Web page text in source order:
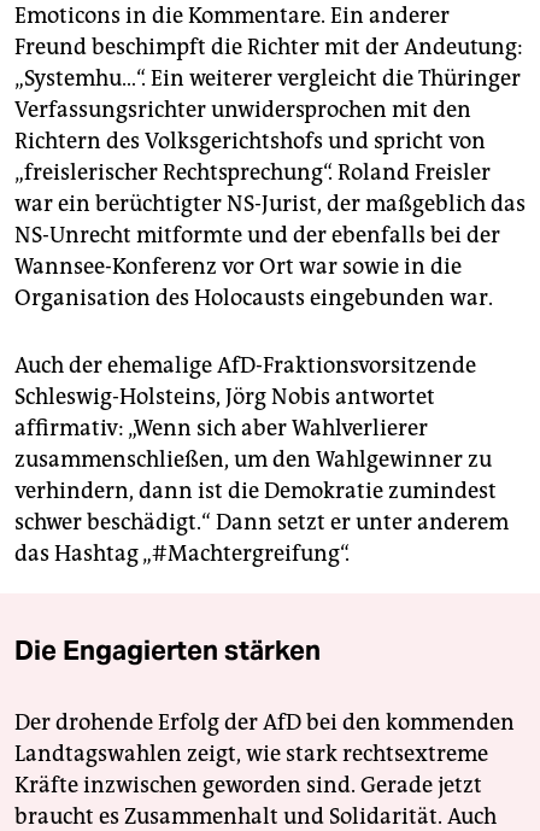
Emoticons in die Kommentare. Ein anderer
Freund beschimpft die Richter mit der Andeutung:
„Systemhu…“. Ein weiterer vergleicht die Thüringer
Verfassungsrichter unwidersprochen mit den
Richtern des Volksgerichtshofs und spricht von
„freislerischer Rechtsprechung“. Roland Freisler
war ein berüchtigter NS-Jurist, der maßgeblich das
NS-Unrecht mitformte und der ebenfalls bei der
Wannsee-Konferenz vor Ort war sowie in die
Organisation des Holocausts eingebunden war.
Auch der ehemalige AfD-Fraktionsvorsitzende
Schleswig-Holsteins, Jörg Nobis antwortet
affirmativ: „Wenn sich aber Wahlverlierer
zusammenschließen, um den Wahlgewinner zu
verhindern, dann ist die Demokratie zumindest
schwer beschädigt.“ Dann setzt er unter anderem
das Hashtag „#Machtergreifung“.
Die Engagierten stärken
Der drohende Erfolg der AfD bei den kommenden
Landtagswahlen zeigt, wie stark rechtsextreme
Kräfte inzwischen geworden sind. Gerade jetzt
braucht es Zusammenhalt und Solidarität. Auch